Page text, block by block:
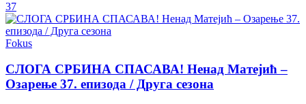
37
Fokus
СЛОГА СРБИНА СПАСАВА! Ненад Матејић –
Oзарење 37. епизода / Друга сезона